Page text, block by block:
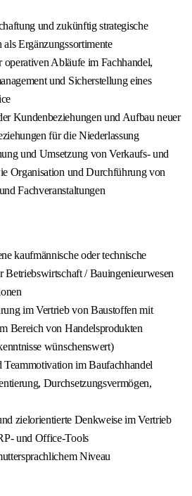
und zukünftig strategische
Ergänzungssortimente
operativen Abläufe im Fachhandel,
und Sicherstellung eines
Kundenbeziehungen und Aufbau neuer
für die Niederlassung
und Umsetzung von Verkaufs- und
Organisation und Durchführung von
Fachveranstaltungen
kaufmännische oder technische
Betriebswirtschaft / Bauingenieurwesen
im Vertrieb von Baustoffen mit
Bereich von Handelsprodukten
wünschenswert)
im Baufachhandel
Durchsetzungsvermögen,
zielorientierte Denkweise im Vertrieb
und Office-Tools
Niveau